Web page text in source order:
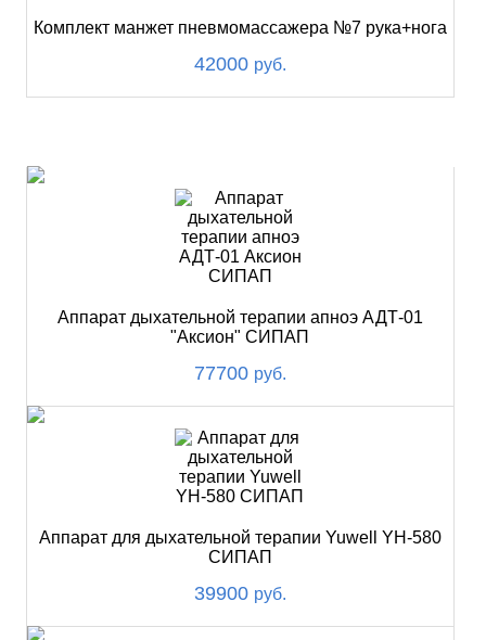
Комплект манжет пневмомассажера №7 рука+нога
42000 руб.
Аппарат дыхательной терапии апноэ АДТ-01
"Аксион" СИПАП
77700 руб.
Аппарат для дыхательной терапии Yuwell YH-580
СИПАП
39900 руб.